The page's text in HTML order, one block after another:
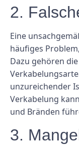
2.
Eine
häufiges
Dazu gehören
unzureichender
Verkabelung
und Bränden
3.